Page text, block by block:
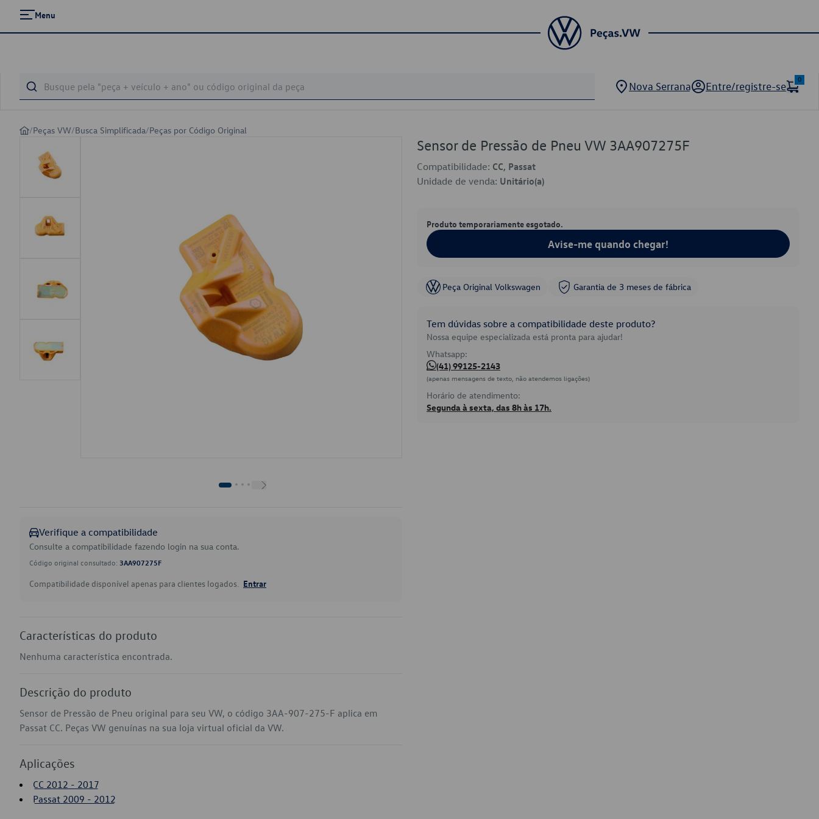
Menu
Nova Serrana Entre/registre-se
0
/Peças VW/Busca Simplificada/Peças por Código Original
Verifique a compatibilidade
Consulte a compatibilidade fazendo login na sua conta.
Código original consultado: 3AA907275F
Compatibilidade disponível apenas para clientes logados. Entrar
Características do produto
Nenhuma característica encontrada.
Descrição do produto
Sensor de Pressão de Pneu original para seu VW, o código 3AA-907-275-F aplica em
Passat CC. Peças VW genuínas na sua loja virtual oficial da VW.
Aplicações
CC 2012 - 2017
Passat 2009 - 2012
Sensor de Pressão de Pneu VW 3AA907275F
Compatibilidade: CC, Passat
Unidade de venda: Unitário(a)
Produto temporariamente esgotado.
Avise-me quando chegar!
Peça Original Volkswagen Garantia de 3 meses de fábrica
Tem dúvidas sobre a compatibilidade deste produto?
Nossa equipe especializada está pronta para ajudar!
Whatsapp:
(41) 99125-2143
(apenas mensagens de texto, não atendemos ligações)
Horário de atendimento:
Segunda à sexta, das 8h às 17h.